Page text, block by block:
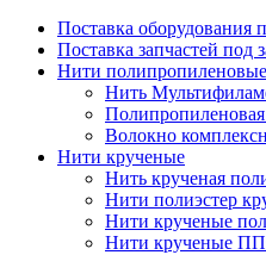
Поставка оборудования
Поставка запчастей под
Нити полипропиленовые
Нить
Волокно
Нити крученые
Нить крученая
Нити полиэстер
Нити крученые
Нити крученые